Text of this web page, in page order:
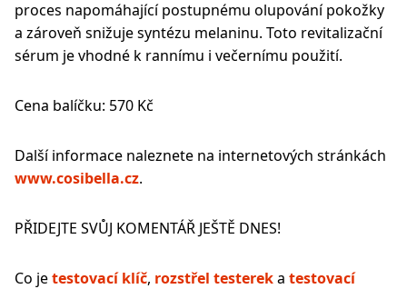
proces napomáhající postupnému olupování pokožky
a zároveň snižuje syntézu melaninu. Toto revitalizační
sérum je vhodné k rannímu i večernímu použití.
Cena balíčku: 570 Kč
Další informace naleznete na internetových stránkách
www.cosibella.cz.
PŘIDEJTE SVŮJ KOMENTÁŘ JEŠTĚ DNES!
Co jetestovací klíč, rozstřel testereka testovací